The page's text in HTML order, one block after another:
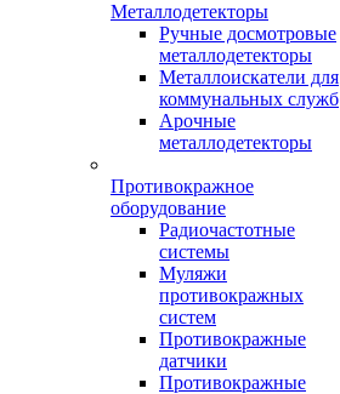
Металлодетекторы
Ручные досмотровые
металлодетекторы
Металлоискатели для
коммунальных служб
Арочные
металлодетекторы
Противокражное
оборудование
Радиочастотные
системы
Муляжи
противокражных
систем
Противокражные
датчики
Противокражные